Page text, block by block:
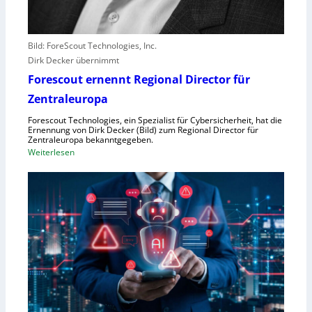
e
b
e
n
V
o
w
ü
r
e
g
e
n
S
c
h
Bild: ForeScout Technologies, Inc.
Dirk Decker übernimmt
Forescout ernennt Regional Director für
Zentraleuropa
Forescout Technologies, ein Spezialist für Cybersicherheit, hat die
Ernennung von Dirk Decker (Bild) zum Regional Director für
Zentraleuropa bekanntgegeben.
Weiterlesen:
r
e
s
c
o
u
t